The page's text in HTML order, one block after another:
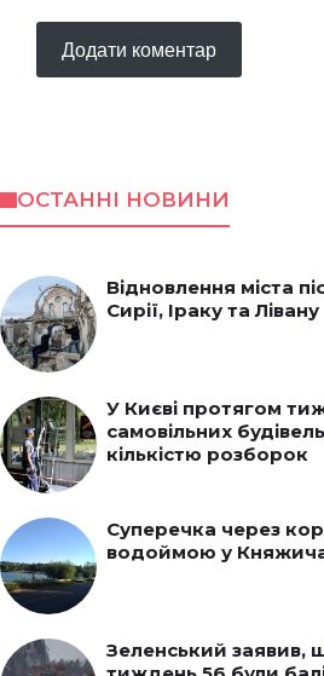
ОСТАННІ НОВИНИ
Відновлення міста
Сирії, Іраку та Лівану
У Києві протягом
самовільних
кількістю розборок
Суперечка через
водоймою у
Зеленський заявив,